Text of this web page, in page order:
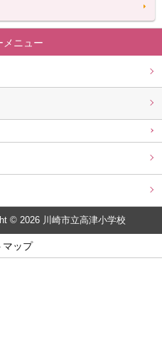
© 2026 川崎市立高津小学校
マップ